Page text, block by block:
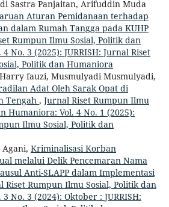
Sastra Panjaitan, Arifuddin Muda
Aturan Pemidanaan terhadap
dalam Rumah Tangga pada KUHP
Rumpun Ilmu Sosial, Politik dan
No. 3 (2025): JURRISH: Jurnal Riset
Politik dan Humaniora
fauzi, Musmulyadi Musmulyadi,
Adat Oleh Sarak Opat di
Tengah , Jurnal Riset Rumpun Ilmu
Humaniora: Vol. 4 No. 1 (2025):
Ilmu Sosial, Politik dan
Kriminalisasi Korban
melalui Delik Pencemaran Nama
Anti-SLAPP dalam Implementasi
Riset Rumpun Ilmu Sosial, Politik dan
No. 3 (2024): Oktober : JURRISH: